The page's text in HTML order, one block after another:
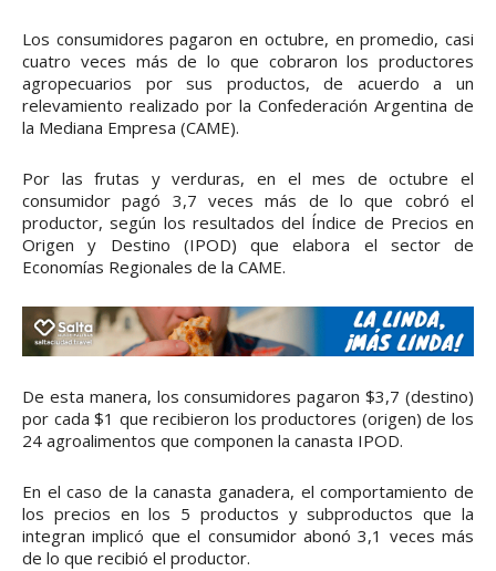
Los consumidores pagaron en octubre, en promedio, casi
cuatro veces más de lo que cobraron los productores
agropecuarios por sus productos, de acuerdo a un
relevamiento realizado por la Confederación Argentina de
la Mediana Empresa (CAME).
Por las frutas y verduras, en el mes de octubre el
consumidor pagó 3,7 veces más de lo que cobró el
productor, según los resultados del Índice de Precios en
Origen y Destino (IPOD) que elabora el sector de
Economías Regionales de la CAME.
De esta manera, los consumidores pagaron $3,7 (destino)
por cada $1 que recibieron los productores (origen) de los
24 agroalimentos que componen la canasta IPOD.
En el caso de la canasta ganadera, el comportamiento de
los precios en los 5 productos y subproductos que la
integran implicó que el consumidor abonó 3,1 veces más
de lo que recibió el productor.